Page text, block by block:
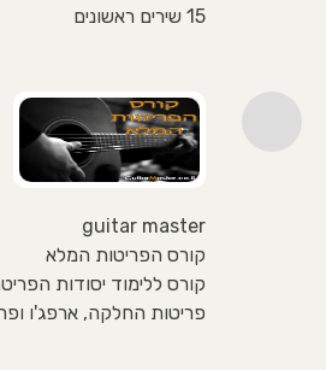
15 שירים ראשונים
guitar master
קורס הפריטות המלא
קורס ללימוד יסודות
פריטות החלקה, ארפג'ו